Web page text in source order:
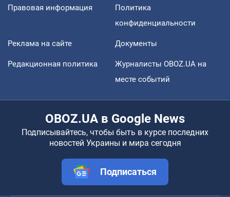
Правовая информация
Политика
конфиденциальности
Реклама на сайте Документы
Редакционная политика
Журналисты OBOZ.UA на
месте событий
OBOZ.UA в Google News
Подписывайтесь, чтобы быть в курсе последних
новостей Украины и мира сегодня
Подписаться